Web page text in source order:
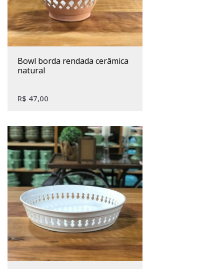
bowl borda rendada cerâmica
natural
R$ 47,00